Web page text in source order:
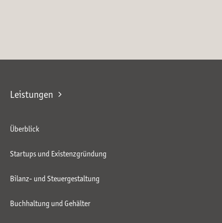
Leistungen
Überblick
Startups und Existenzgründung
Bilanz- und Steuergestaltung
Buchhaltung und Gehälter